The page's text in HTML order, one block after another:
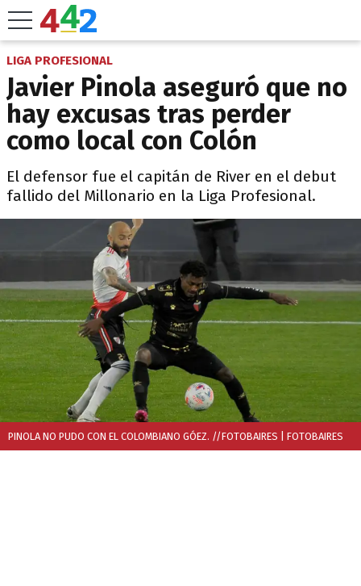
LIGA PROFESIONAL
Javier Pinola aseguró que no
hay excusas tras perder
como local con Colón
El defensor fue el capitán de River en el debut
fallido del Millonario en la Liga Profesional.
PINOLA NO PUDO CON EL COLOMBIANO GÓEZ. //FOTOBAIRES | FOTOBAIRES